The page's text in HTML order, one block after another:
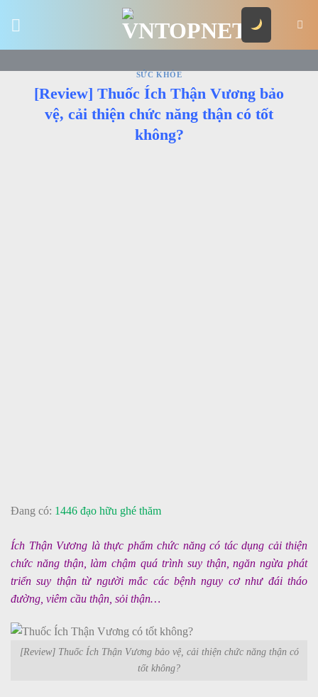
SỨC KHỎE
[Review] Thuốc Ích Thận Vương bảo
vệ, cải thiện chức năng thận có tốt
không?
Đang có: 1446 đạo hữu ghé thăm
Ích Thận Vương là thực phẩm chức năng có tác dụng cải thiện
chức năng thận, làm chậm quá trình suy thận, ngăn ngừa phát
triển suy thận từ người mắc các bệnh nguy cơ như đái tháo
đường, viêm cầu thận, sỏi thận…
[Review] Thuốc Ích Thận Vương bảo vệ, cải thiện chức năng thận có
tốt không?